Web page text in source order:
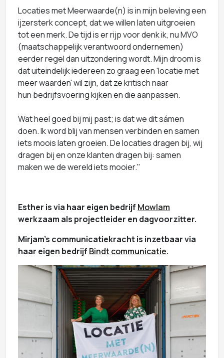
Locaties met Meerwaarde(n) is in mijn beleving een
ijzersterk concept, dat we willen laten uitgroeien
tot een merk. De tijd is er rijp voor denk ik, nu MVO
(maatschappelijk verantwoord ondernemen)
eerder regel dan uitzondering wordt. Mijn droom is
dat uiteindelijk iedereen zo graag een 'locatie met
meer waarden' wil zijn, dat ze kritisch naar
hun bedrijfsvoering kijken en die aanpassen.
Wat heel goed bij mij past; is dat we dit sámen
doen. Ik word blij van mensen verbinden en samen
iets moois laten groeien. De locaties dragen bij, wij
dragen bij en onze klanten dragen bij: samen
maken we de wereld iets mooier."
Esther is via haar eigen bedrijf Mowlam
werkzaam als projectleider en dagvoorzitter.
Mirjam's communicatiekracht is inzetbaar via
haar eigen bedrijf Bindt communicatie.